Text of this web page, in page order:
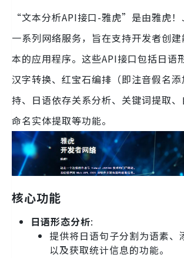
“文本分析API接口-雅虎”是由雅虎！
一系列网络服务，旨在支持开发者创
本的应用程序。这些API接口包括日语
汉字转换、红宝石编排（即注音假名
持、日语依存关系分析、关键词提取、
命名实体提取等功能。
核心功能
日语形态分析:
提供将日语句子分割为语素、
以及获取统计信息的功能。